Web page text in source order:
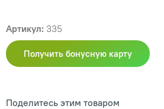
Артикул: 335
Получить бонусную карту
Поделитесь этим товаром